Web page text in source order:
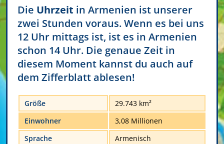
Die Uhrzeit in Armenien ist unserer
zwei Stunden voraus. Wenn es bei uns
12 Uhr mittags ist, ist es in Armenien
schon 14 Uhr. Die genaue Zeit in
diesem Moment kannst du auch auf
dem Zifferblatt ablesen!
Größe
29.743 km²
Einwohner
3,08 Millionen
Sprache
Armenisch